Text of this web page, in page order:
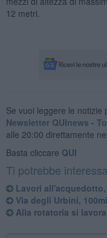
12 metri.
Se vuoi leggere le notizie
Newsletter QUInews -
alle 20:00 direttamente
Basta cliccare QUI
Ti potrebbe
Lavori
​Via degli Urbini,
Alla rotatoria si